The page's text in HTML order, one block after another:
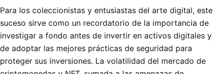
Para los coleccionistas y entusiastas del arte digital, este
suceso sirve como un recordatorio de la importancia de
investigar a fondo antes de invertir en activos digitales y
de adoptar las mejores prácticas de seguridad para
proteger sus inversiones. La volatilidad del mercado de